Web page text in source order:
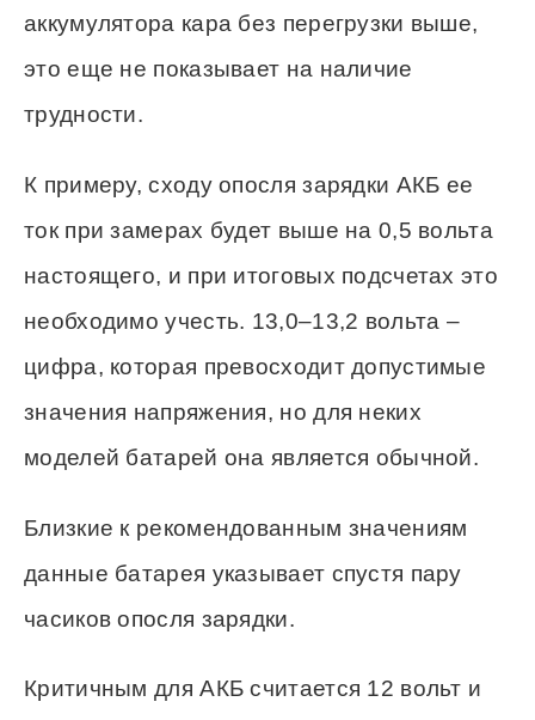
аккумулятора кара без перегрузки выше,
это еще не показывает на наличие
трудности.
К примеру, сходу опосля зарядки АКБ ее
ток при замерах будет выше на 0,5 вольта
настоящего, и при итоговых подсчетах это
необходимо учесть. 13,0–13,2 вольта –
цифра, которая превосходит допустимые
значения напряжения, но для неких
моделей батарей она является обычной.
Близкие к рекомендованным значениям
данные батарея указывает спустя пару
часиков опосля зарядки.
Критичным для АКБ считается 12 вольт и